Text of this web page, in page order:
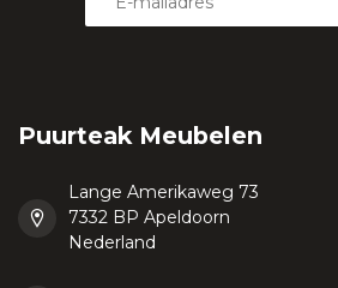
Puurteak Meubelen
Lange Amerikaweg 73
7332 BP Apeldoorn
Nederland